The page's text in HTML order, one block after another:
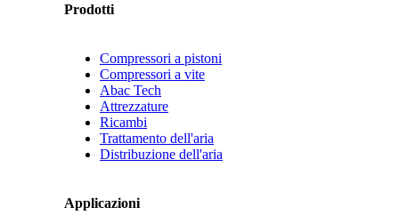
Prodotti
Compressori a pistoni
Compressori a vite
Abac Tech
Attrezzature
Ricambi
Trattamento dell'aria
Distribuzione dell'aria
Applicazioni